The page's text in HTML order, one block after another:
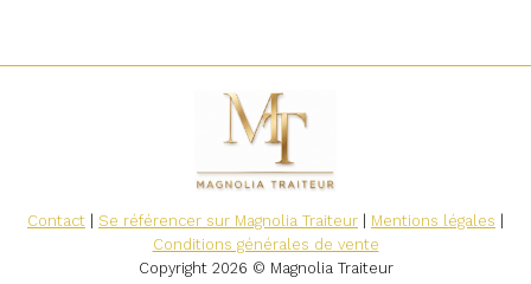
Contact | Se référencer sur Magnolia Traiteur | Mentions légales |
Conditions générales de vente
Copyright 2026 © Magnolia Traiteur